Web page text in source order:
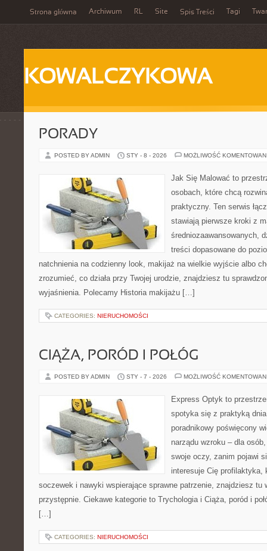
Strona główna Archiwum RL Site Spis Treści Tagi
KOWALCZYKOWA
PORADY
POSTED BY ADMIN STY - 8 - 2026 MOŻLIWOŚĆ
Jak Się Malować to
osobach, które chcą
praktyczny. Ten serwis
stawiają pierwsze kroki z
średniozaawansowanych,
treści dopasowane do
natchnienia na codzienny look, makijaż na wielkie wyjście albo
zrozumieć, co działa przy Twojej urodzie, znajdziesz tu
wyjaśnienia. Polecamy Historia makijażu […]
CATEGORIES: NIERUCHOMOŚCI
CIĄŻA, PORÓD I POŁÓG
POSTED BY ADMIN STY - 7 - 2026 MOŻLIWOŚĆ
Express Optyk to
spotyka się z praktyką
poradnikowy poświęcony
narządu wzroku – dla
swoje oczy, zanim pojawi
interesuje Cię profilaktyka,
soczewek i nawyki wspierające sprawne patrzenie, znajdziesz tu
przystępnie. Ciekawe kategorie to Trychologia i Ciąża, poród i
[…]
CATEGORIES: NIERUCHOMOŚCI